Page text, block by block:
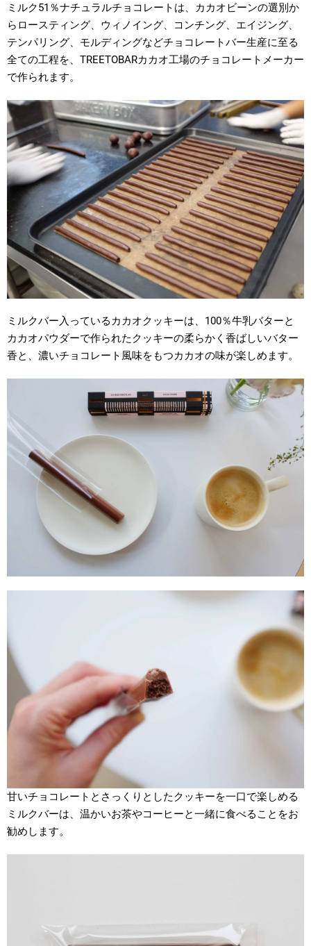
ミルク51％ナチュラルチョコレートは、カカオビーンの選別か
らロースティング、ウィノイング、コンチング、エイジング、
テンパリング、モルディングなどチョコレートバー生産に至る
全ての工程を、TREETOBARカカオ工場のチョコレートメーカー
で作られます。
ミルクバー入っているカカオクッキーは、100％牛乳バターと
カカオパウダーで作られたクッキーの柔らかく香ばしいバター
香と、濃いチョコレート風味をもつカカオの味が楽しめます。
甘いチョコレートとさっくりとしたクッキーを一口で楽しめる
ミルクバーは、温かいお茶やコーヒーと一緒に食べることをお
勧めします。